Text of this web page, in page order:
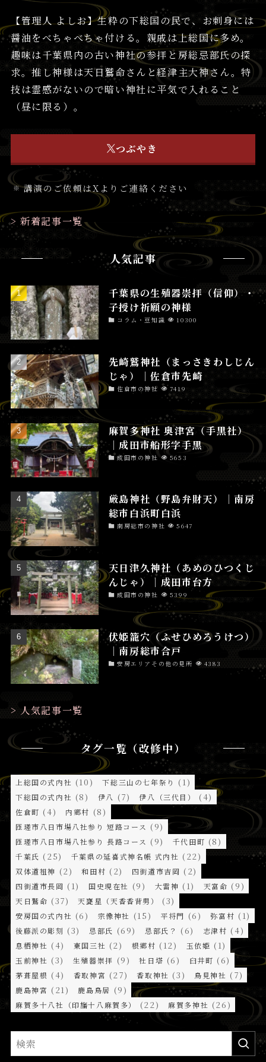
【管理人 よしお】生粋の下総国の民で、お刺身には
醤油をべちゃべちゃ付ける。親戚は上総国に多め。
趣味は千葉県内の古い神社の参拝と房総忌部氏の探
求。推し神様は天日鷲命さんと経津主大神さん。特
技は霊感がないので暗い神社に平気で入れること
（昼に限る）。
つぶやき
講演のご依頼はXよりご連絡ください
> 新着記事一覧
人気記事
千葉県の生殖器崇拝（信仰）・
子授け祈願の神様
コラム・豆知識 10300
先崎鷲神社（まっさきわしじん
じゃ）│佐倉市先崎
佐倉市の神社 7419
麻賀多神社 奥津宮（手黒社）
│成田市船形字手黒
成田市の神社 5653
厳島神社（野島弁財天）│南房
総市白浜町白浜
南房総市の神社 5647
天日津久神社（あめのひつくじ
んじゃ）│成田市台方
成田市の神社 5399
伏姫籠穴（ふせひめろうけつ）
│南房総市合戸
安房エリアその他の見所 4383
> 人気記事一覧
タグ一覧（改修中）
上総国の式内社 (10) 下総三山の七年祭り (1)
下総国の式内社 (8) 伊八 (7) 伊八（三代目） (4)
佐倉町 (4) 内郷村 (8)
匝瑳市八日市場八社参り 短路コース (9)
匝瑳市八日市場八社参り 長路コース (9) 千代田町 (8)
千葉氏 (25) 千葉県の延喜式神名帳 式内社 (22)
双体道祖神 (2) 和田村 (2) 四街道市吉岡 (2)
四街道市長岡 (1) 国史現在社 (9) 大雷神 (1) 天富命 (9)
天日鷲命 (37) 天甕星（天香香背男） (3)
安房国の式内社 (6) 宗像神社 (15) 平将門 (6) 弥富村 (1)
後藤派の彫刻 (3) 忌部氏 (69) 忌部氏？ (6) 志津村 (4)
息栖神社 (4) 東国三社 (2) 根郷村 (12) 玉依姫 (1)
玉前神社 (3) 生殖器崇拝 (9) 社日塔 (6) 臼井町 (6)
茅葺屋根 (4) 香取神宮 (27) 香取神社 (3) 鳥見神社 (7)
鹿島神宮 (21) 鹿島鳥居 (9)
麻賀多十八社（印旛十八麻賀多） (22) 麻賀多神社 (26)